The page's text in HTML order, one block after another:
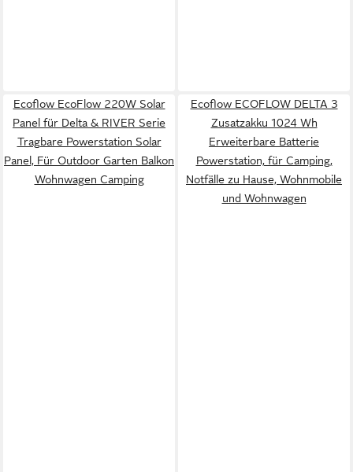
Ecoflow EcoFlow 220W Solar
Panel für Delta & RIVER Serie
Tragbare Powerstation Solar
Panel, Für Outdoor Garten Balkon
Wohnwagen Camping
Ecoflow ECOFLOW DELTA 3
Zusatzakku 1024 Wh
Erweiterbare Batterie
Powerstation, für Camping,
Notfälle zu Hause, Wohnmobile
und Wohnwagen